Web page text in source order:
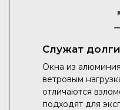
Служат
Окна из
ветровым
отличаются
подходят для